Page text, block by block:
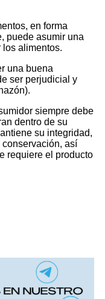
en forma
puede asumir una
los alimentos.
una buena
ser perjudicial y
siempre debe
dentro de su
su integridad,
así
requiere el producto